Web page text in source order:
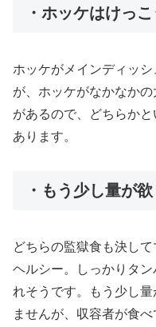
・ホッケはけっ
ホッケがメインディッ
が、ホッケがなかなか
があるので、どちらか
あります。
・もう少し量が
どちらの監獄食も決し
ヘルシー。しっかりタ
れそうです。もう少し
ませんが、収容者が食